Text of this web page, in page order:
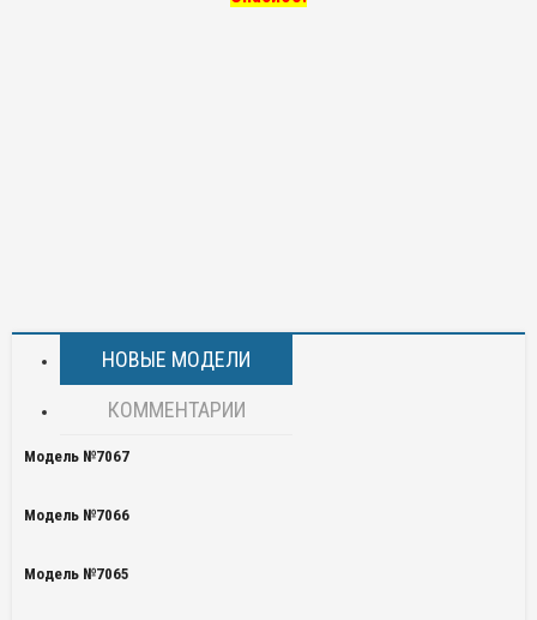
НОВЫЕ МОДЕЛИ
КОММЕНТАРИИ
Модель №7067
Модель №7066
Модель №7065